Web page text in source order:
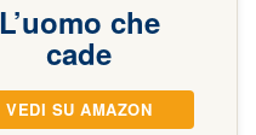
L’uomo che
cade
VEDI SU AMAZON